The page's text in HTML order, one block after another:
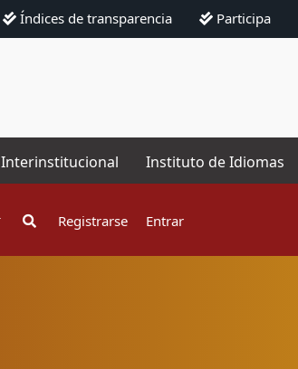
Índices de transparencia Participa
Interinstitucional Instituto de Idiomas
Registrarse Entrar